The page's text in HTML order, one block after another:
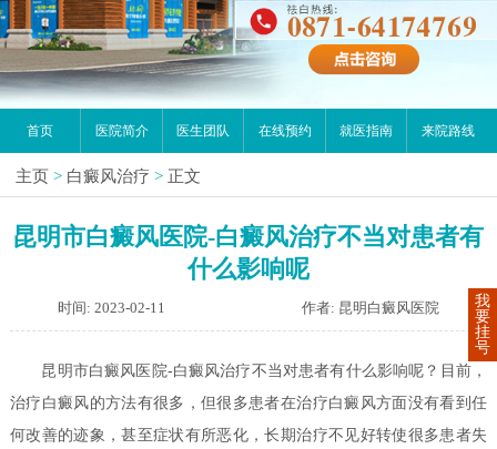
首页 医院简介 医生团队 在线预约 就医指南 来院路线
主页 > 白癜风治疗 > 正文
昆明市白癜风医院-白癜风治疗不当对患者有
什么影响呢
时间: 2023-02-11 作者: 昆明白癜风医院
昆明市白癜风医院-白癜风治疗不当对患者有什么影响呢？目前，
治疗白癜风的方法有很多，但很多患者在治疗白癜风方面没有看到任
何改善的迹象，甚至症状有所恶化，长期治疗不见好转使很多患者失
我
要
挂
号